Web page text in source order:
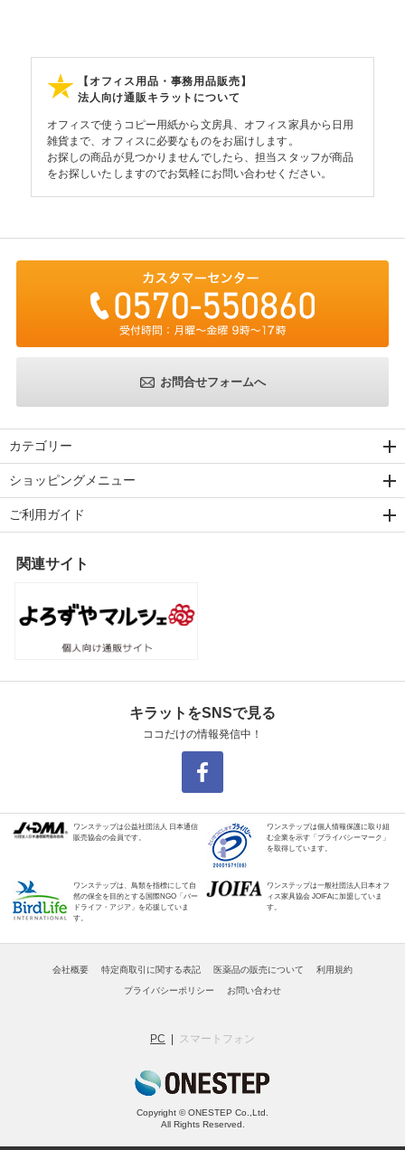
【オフィス用品・事務用品販売】
法人向け通販キラットについて
オフィスで使うコピー用紙から文房具、オフィス家具から日用
雑貨まで、オフィスに必要なものをお届けします。
お探しの商品が見つかりませんでしたら、担当スタッフが商品
をお探しいたしますのでお気軽にお問い合わせください。
お問合せフォームへ
カテゴリー
ショッピングメニュー
ご利用ガイド
関連サイト
キラットをSNSで見る
ココだけの情報発信中！
ワンステップは公益社団法人 日本通信
販売協会の会員です。
ワンステップは個人情報保護に取り組
む企業を示す「プライバシーマーク」
を取得しています。
ワンステップは、鳥類を指標にして自
然の保全を目的とする国際NGO「バー
ドライフ・アジア」を応援していま
す。
ワンステップは一般社団法人日本オフ
ィス家具協会 JOIFAに加盟していま
す。
会社概要 特定商取引に関する表記 医薬品の販売について 利用規約
プライバシーポリシー お問い合わせ
PC スマートフォン
Copyright © ONESTEP Co.,Ltd.
All Rights Reserved.